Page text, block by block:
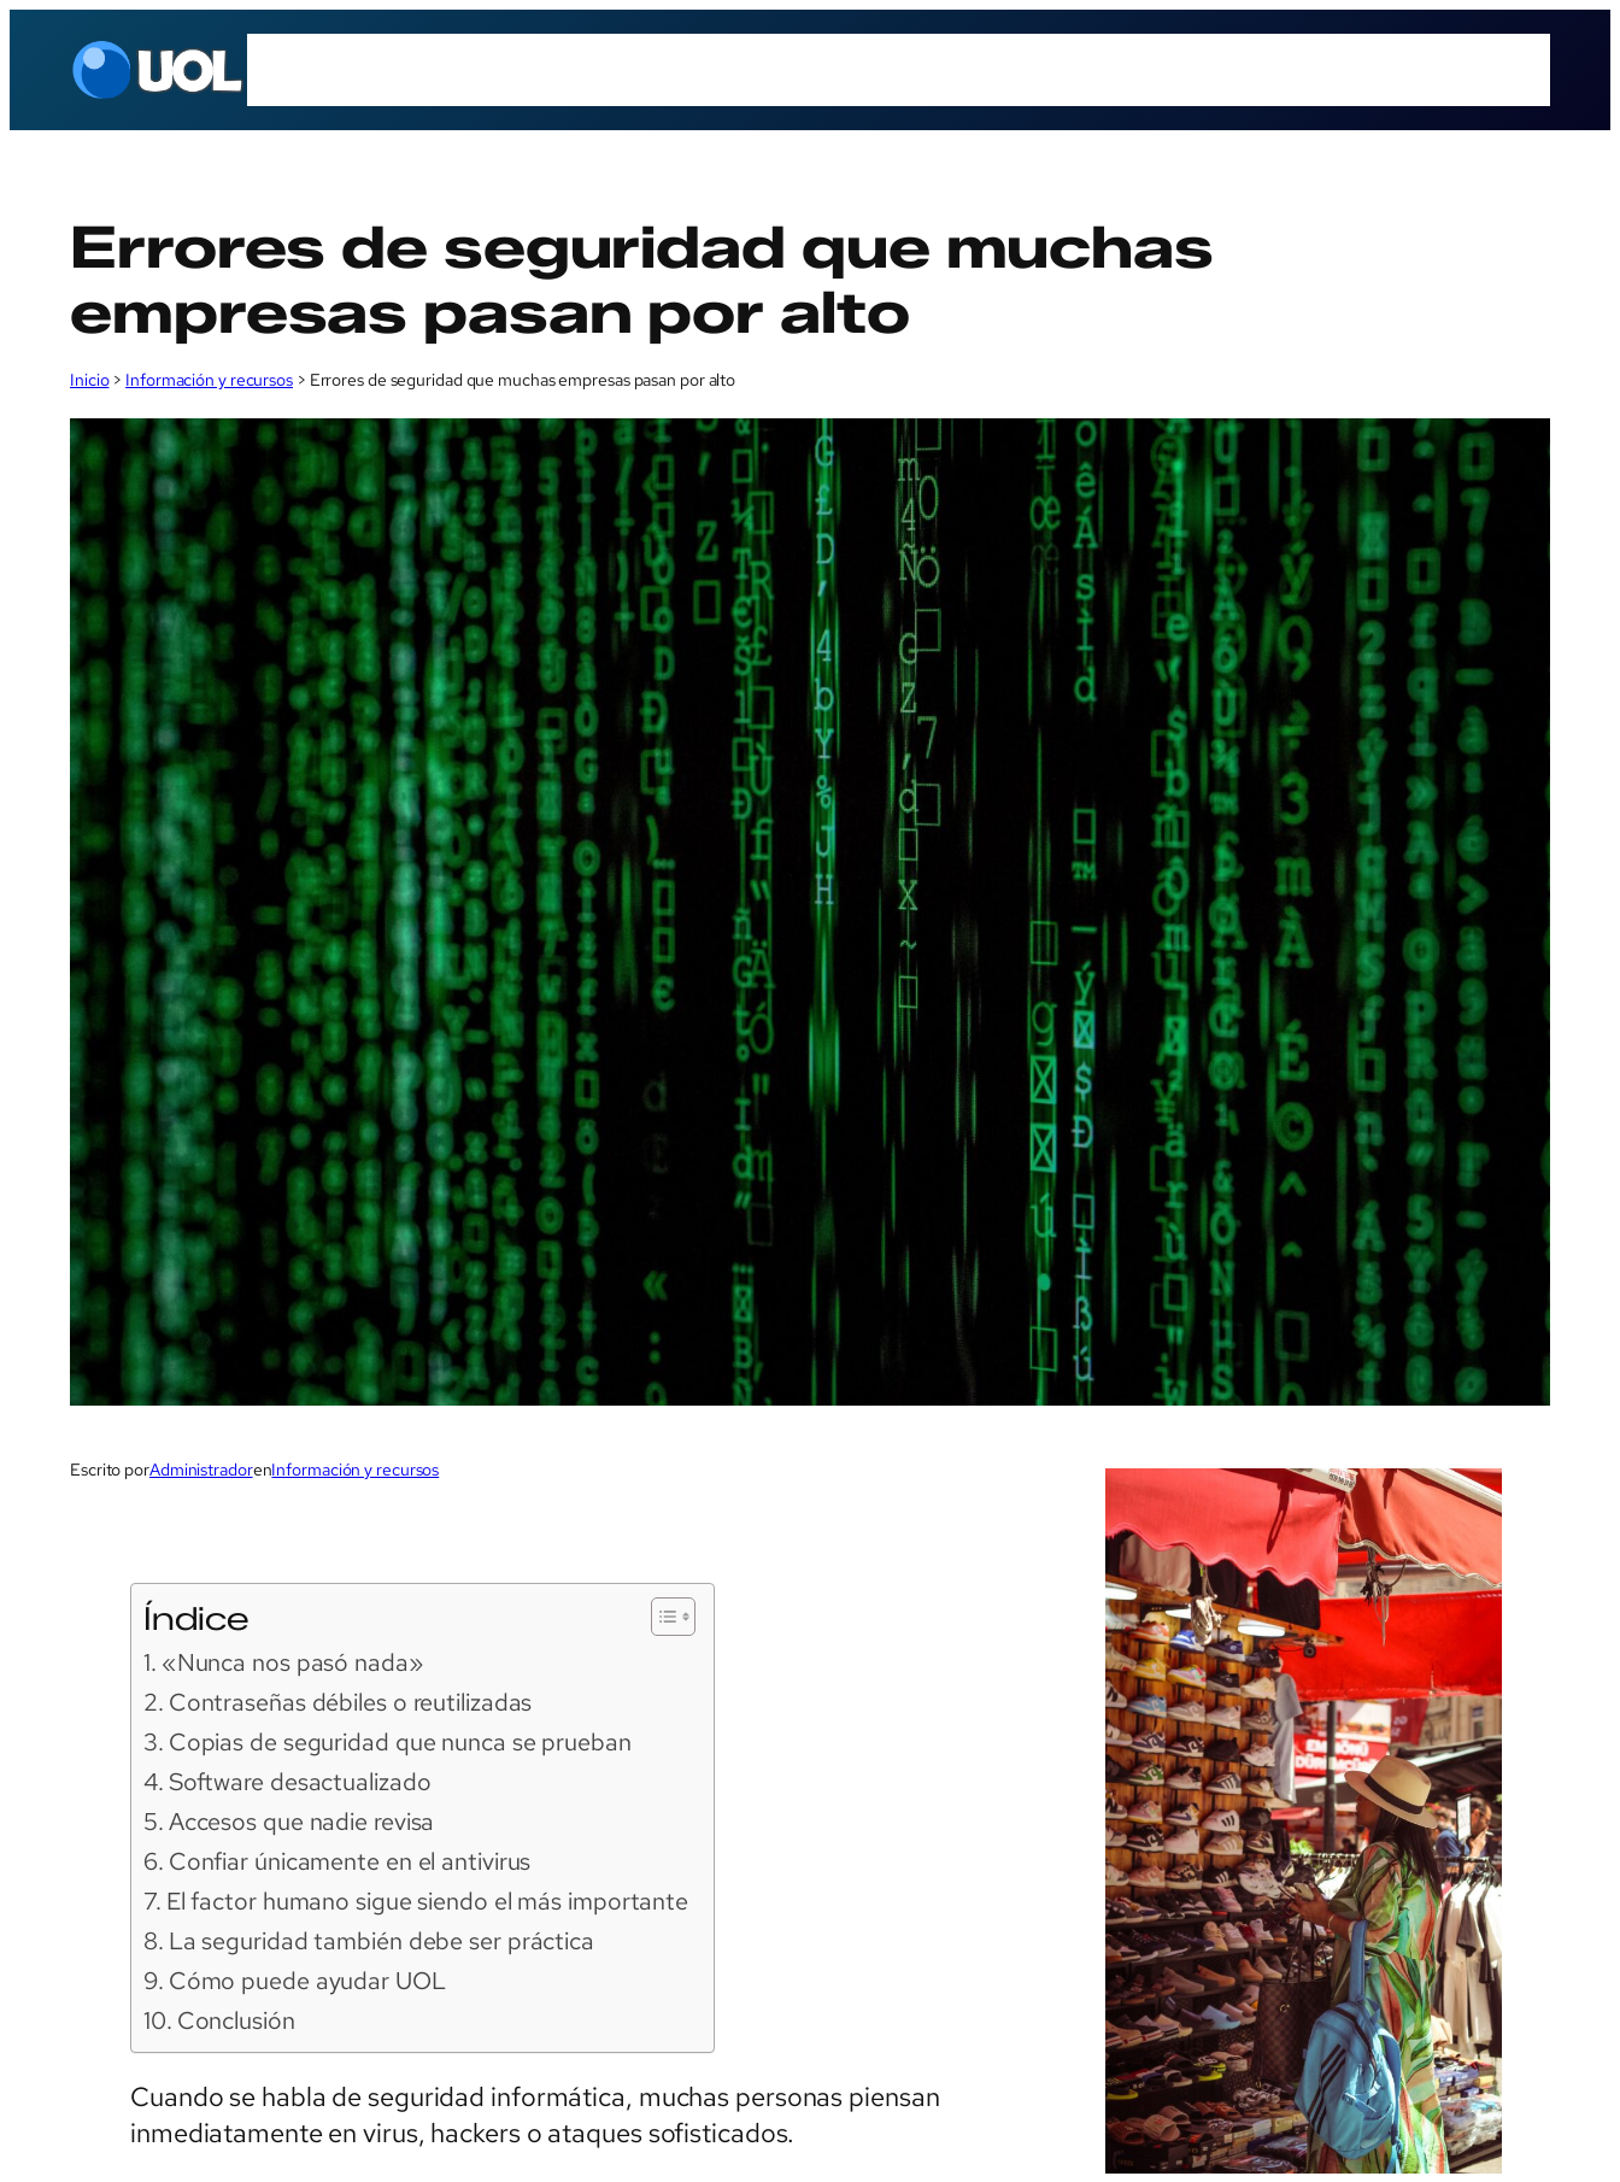
contenido
Errores de seguridad que muchas
empresas pasan por alto
Inicio> Información y recursos> Errores de seguridad que muchas empresas pasan por alto
Escrito porAdministradorenInformación y recursos
Índice
«Nunca nos pasó nada»
Contraseñas débiles o reutilizadas
Copias de seguridad que nunca se prueban
Software desactualizado
Accesos que nadie revisa
Confiar únicamente en el antivirus
El factor humano sigue siendo el más importante
La seguridad también debe ser práctica
Cómo puede ayudar UOL
Conclusión
Cuando se habla de seguridad informática, muchas personas piensan
inmediatamente en virus, hackers o ataques sofisticados.